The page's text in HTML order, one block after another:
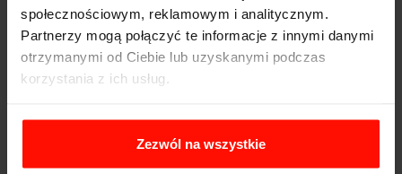
społecznościowym, reklamowym i analitycznym.
Partnerzy mogą połączyć te informacje z innymi danymi
otrzymanymi od Ciebie lub uzyskanymi podczas
korzystania z ich usług.
Zezwól na wszystkie
WAŻNOŚĆ
opłacony kartą podarunkową ma taką samą ważność co
karta. Przejazdy są realizowane w sezonie od maja do